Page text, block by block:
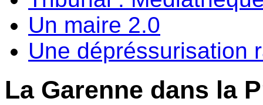
Un maire 2.0
Une dépréssurisation
La Garenne dans la